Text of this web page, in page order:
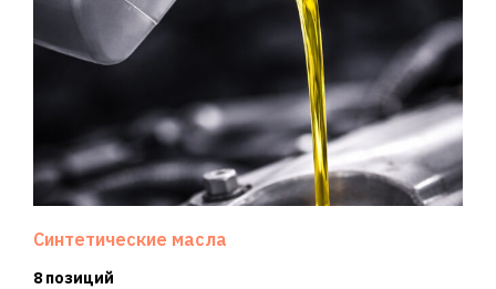
Синтетические масла
8 позиций